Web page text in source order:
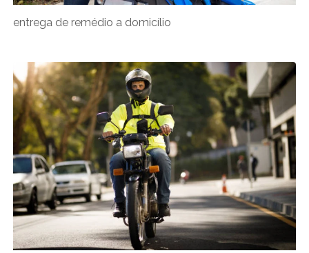
entrega de remédio a domicílio